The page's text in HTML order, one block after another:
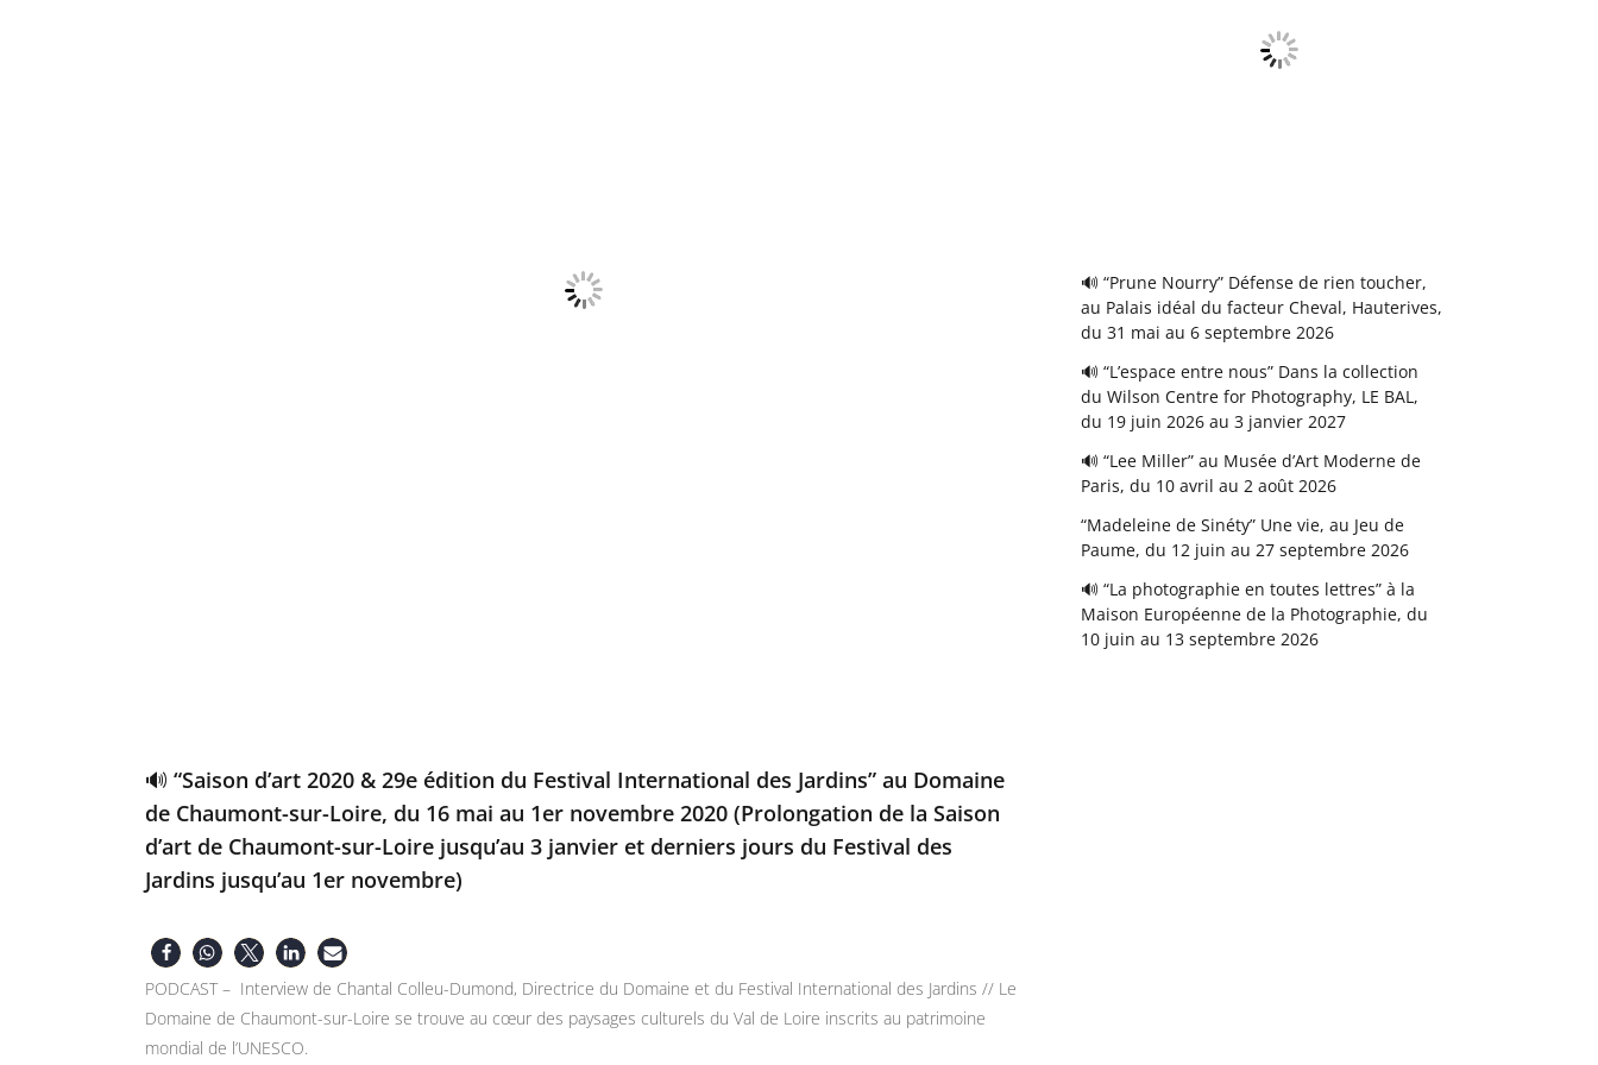
🔊 “Saison d’art 2020 & 29e édition du Festival International des Jardins” au Domaine
de Chaumont-sur-Loire, du 16 mai au 1er novembre 2020 (Prolongation de la Saison
d’art de Chaumont-sur-Loire jusqu’au 3 janvier et derniers jours du Festival des
Jardins jusqu’au 1er novembre)
PODCAST – Interview de Chantal Colleu-Dumond, Directrice du Domaine et du Festival International des Jardins // Le
Domaine de Chaumont-sur-Loire se trouve au cœur des paysages culturels du Val de Loire inscrits au patrimoine
mondial de l’UNESCO.
🔊 “Prune Nourry” Défense de rien toucher,
au Palais idéal du facteur Cheval, Hauterives,
du 31 mai au 6 septembre 2026
🔊 “L’espace entre nous” Dans la collection
du Wilson Centre for Photography, LE BAL,
du 19 juin 2026 au 3 janvier 2027
🔊 “Lee Miller” au Musée d’Art Moderne de
Paris, du 10 avril au 2 août 2026
“Madeleine de Sinéty” Une vie, au Jeu de
Paume, du 12 juin au 27 septembre 2026
🔊 “La photographie en toutes lettres” à la
Maison Européenne de la Photographie, du
10 juin au 13 septembre 2026